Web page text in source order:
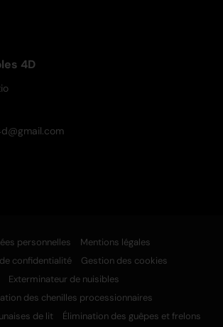
4D
personnelles
Mentions légales
confidentialité
Gestion des cookies
Exterminateur de nuisibles
des chenilles processionnaires
de lit
Élimination des guêpes et frelons